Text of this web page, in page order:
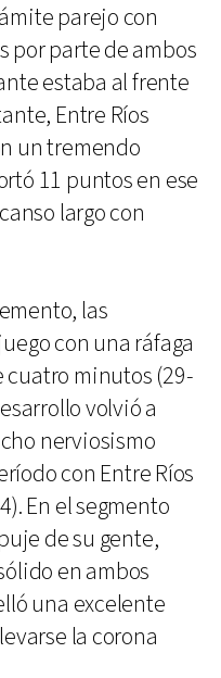
parejo con
por parte de ambos
estaba al frente
Entre Ríos
un tremendo
11 puntos en ese
largo con
las
con una ráfaga
cuatro minutos (29-
volvió a
nerviosismo
con Entre Ríos
En el segmento
de su gente,
en ambos
una excelente
la corona